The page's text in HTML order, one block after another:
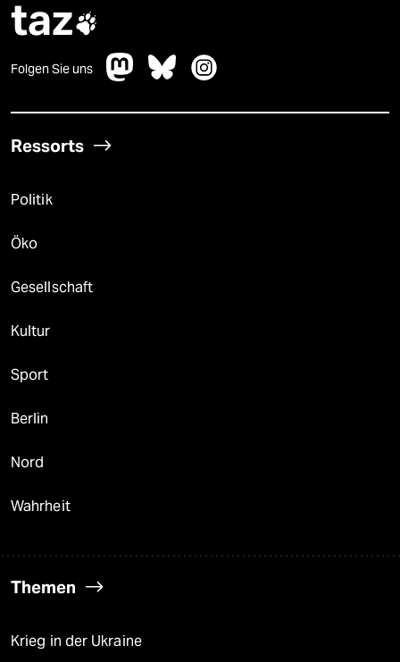
taz
Folgen Sie uns
Ressorts
Politik
Öko
Gesellschaft
Kultur
Sport
Berlin
Nord
Wahrheit
Themen
Krieg in der Ukraine